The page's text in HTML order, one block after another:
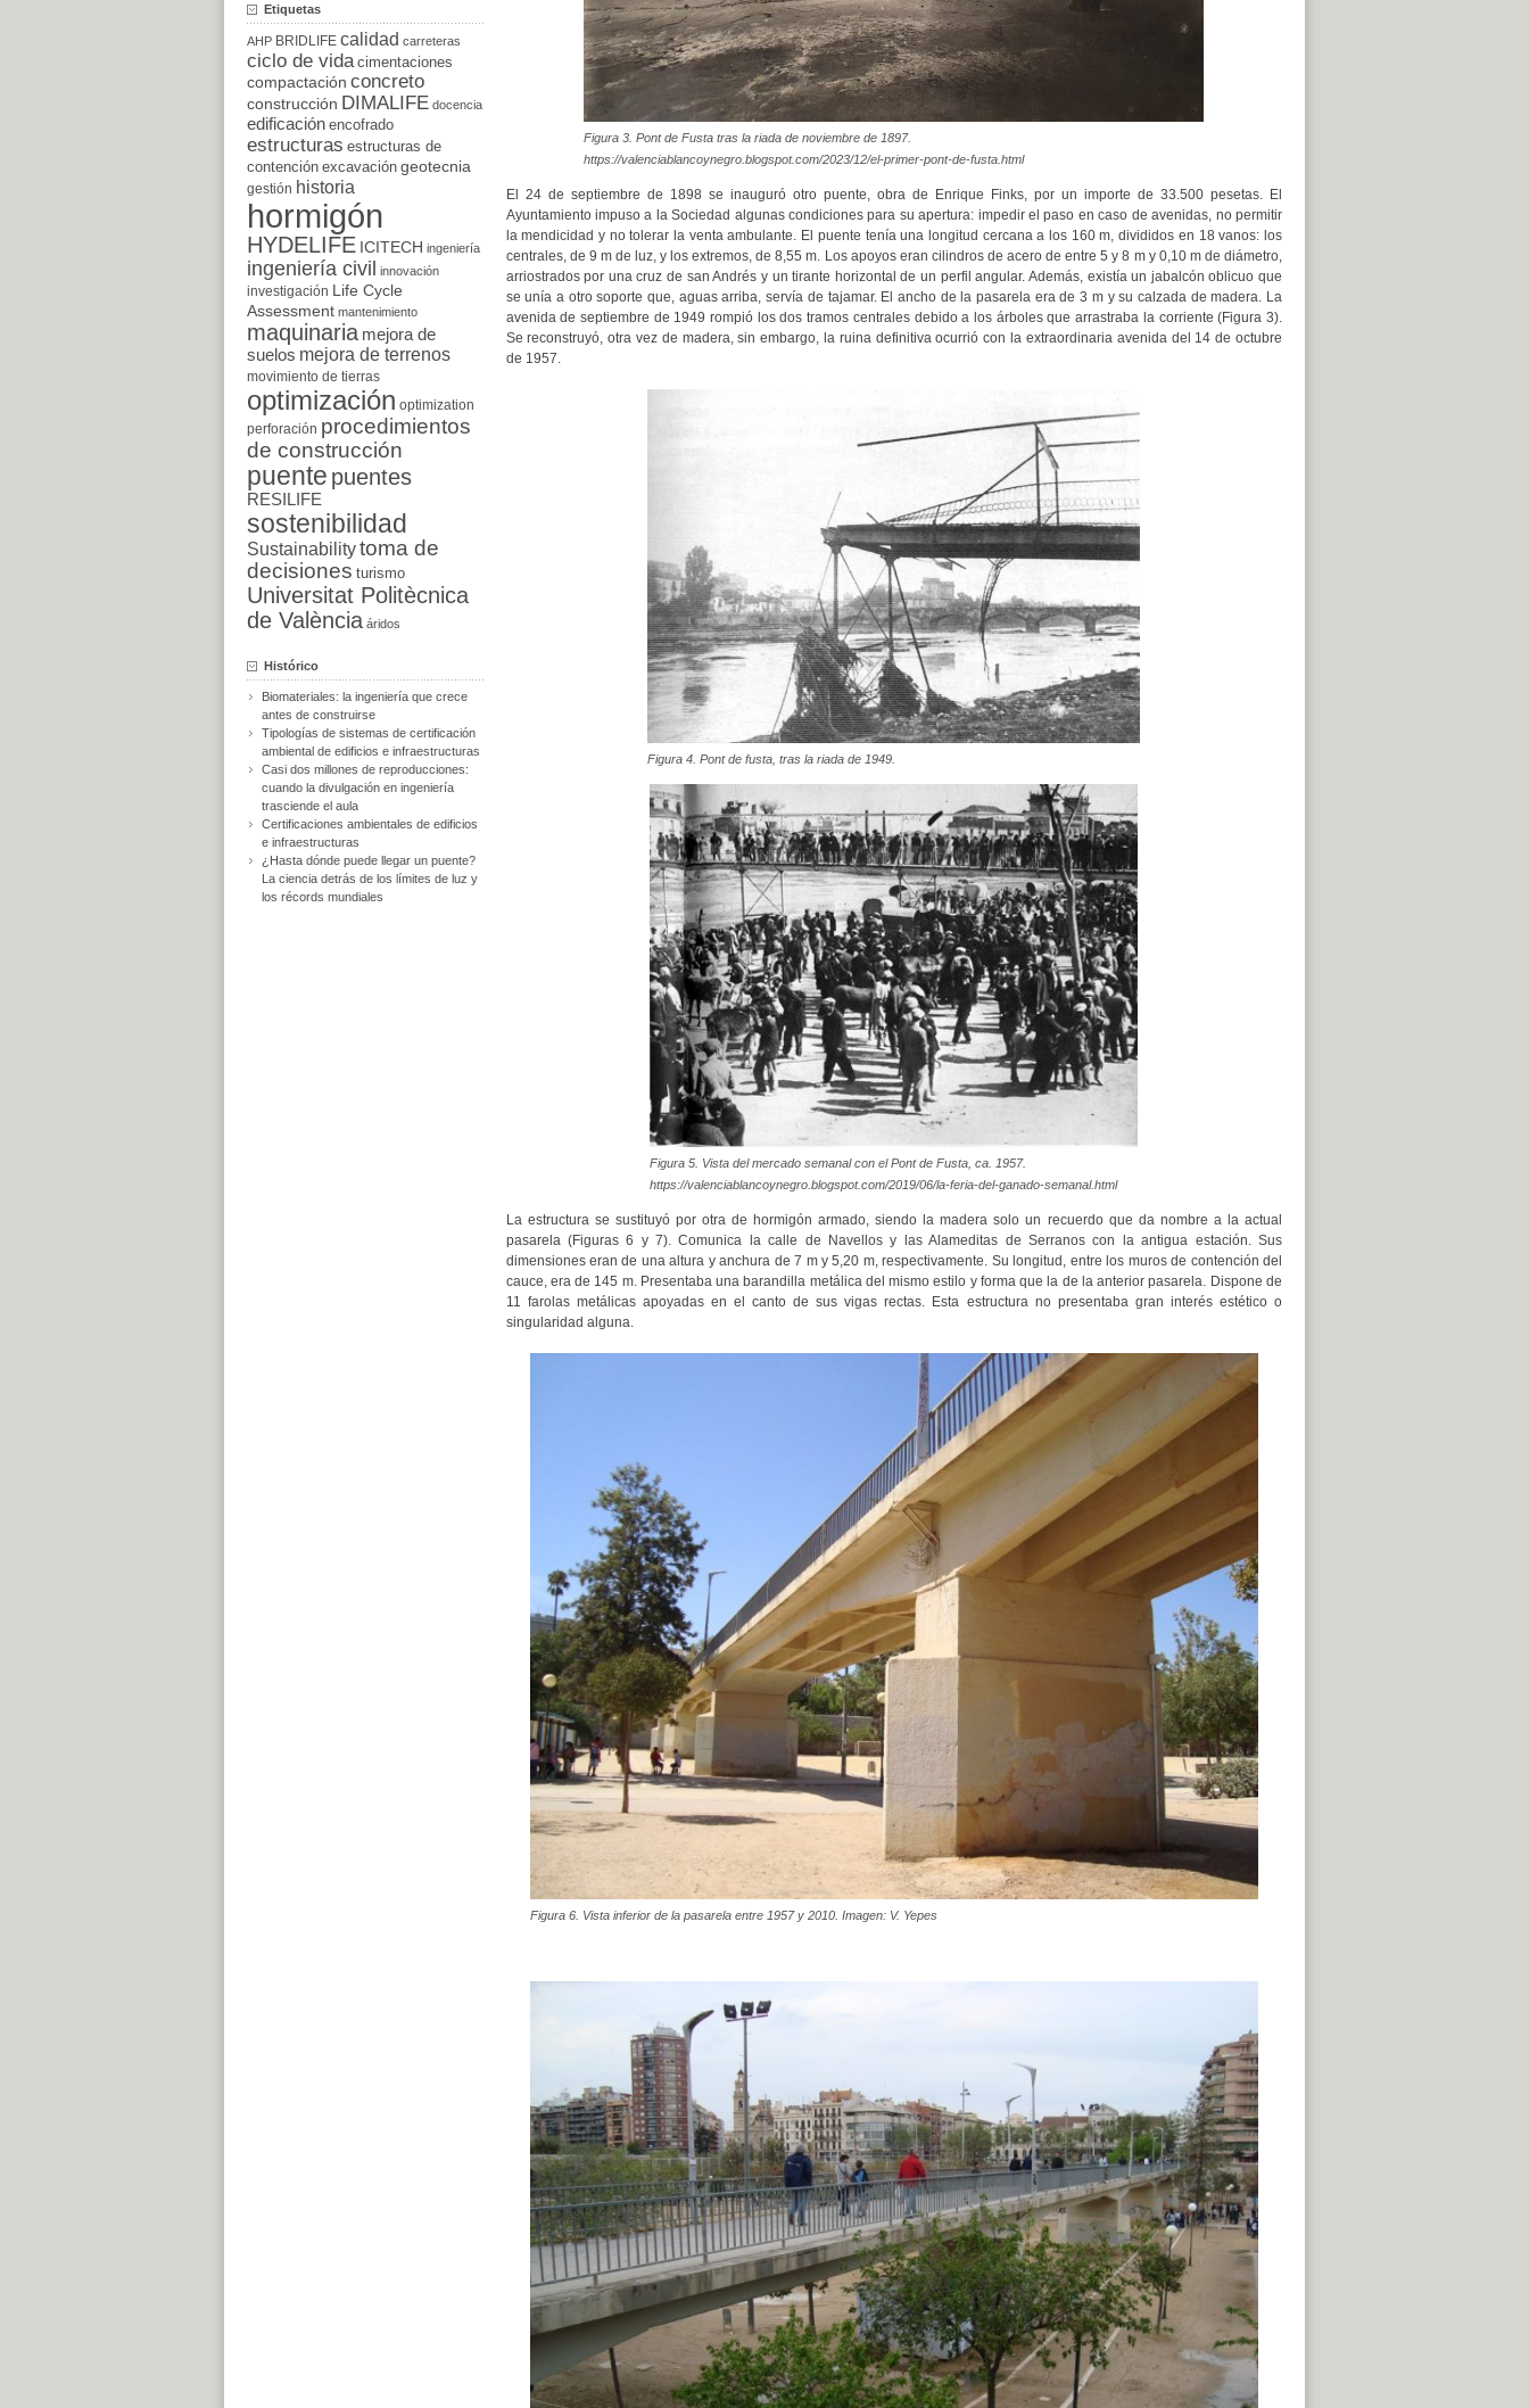
Figura 3. Pont de Fusta tras la riada de noviembre de 1897.
https://valenciablancoynegro.blogspot.com/2023/12/el-primer-pont-de-fusta.html
El 24 de septiembre de 1898 se inauguró otro puente, obra de Enrique Finks, por un importe de 33.500 pesetas. El
Ayuntamiento impuso a la Sociedad algunas condiciones para su apertura: impedir el paso en caso de avenidas, no permitir
la mendicidad y no tolerar la venta ambulante. El puente tenía una longitud cercana a los 160 m, divididos en 18 vanos: los
centrales, de 9 m de luz, y los extremos, de 8,55 m. Los apoyos eran cilindros de acero de entre 5 y 8 m y 0,10 m de diámetro,
arriostrados por una cruz de san Andrés y un tirante horizontal de un perfil angular. Además, existía un jabalcón oblicuo que
se unía a otro soporte que, aguas arriba, servía de tajamar. El ancho de la pasarela era de 3 m y su calzada de madera. La
avenida de septiembre de 1949 rompió los dos tramos centrales debido a los árboles que arrastraba la corriente (Figura 3).
Se reconstruyó, otra vez de madera, sin embargo, la ruina definitiva ocurrió con la extraordinaria avenida del 14 de octubre
de 1957.
Figura 4. Pont de fusta, tras la riada de 1949.
Figura 5. Vista del mercado semanal con el Pont de Fusta, ca. 1957.
https://valenciablancoynegro.blogspot.com/2019/06/la-feria-del-ganado-semanal.html
La estructura se sustituyó por otra de hormigón armado, siendo la madera solo un recuerdo que da nombre a la actual
pasarela (Figuras 6 y 7). Comunica la calle de Navellos y las Alameditas de Serranos con la antigua estación. Sus
dimensiones eran de una altura y anchura de 7 m y 5,20 m, respectivamente. Su longitud, entre los muros de contención del
cauce, era de 145 m. Presentaba una barandilla metálica del mismo estilo y forma que la de la anterior pasarela. Dispone de
11 farolas metálicas apoyadas en el canto de sus vigas rectas. Esta estructura no presentaba gran interés estético o
singularidad alguna.
Figura 6. Vista inferior de la pasarela entre 1957 y 2010. Imagen: V. Yepes
Etiquetas
AHP BRIDLIFE calidad carreteras
ciclo de vida cimentaciones
compactación concreto
construcción DIMALIFE docencia
edificación encofrado
estructuras estructuras de
contención excavación geotecnia
gestión historia
hormigón
HYDELIFE ICITECH ingeniería
ingeniería civil innovación
investigación
Life Cycle
Assessment mantenimiento
maquinaria mejora de
suelos mejora de terrenos
movimiento de tierras
optimización optimization
perforación procedimientos
de construcción
puente puentes
RESILIFE
sostenibilidad
Sustainabilitytoma de
decisiones turismo
Universitat Politècnica
de València áridos
Histórico
Biomateriales: la ingeniería que crece
antes de construirse
Tipologías de sistemas de certificación
ambiental de edificios e infraestructuras
Casi dos millones de reproducciones:
cuando la divulgación en ingeniería
trasciende el aula
Certificaciones ambientales de edificios
e infraestructuras
¿Hasta dónde puede llegar un puente?
La ciencia detrás de los límites de luz y
los récords mundiales